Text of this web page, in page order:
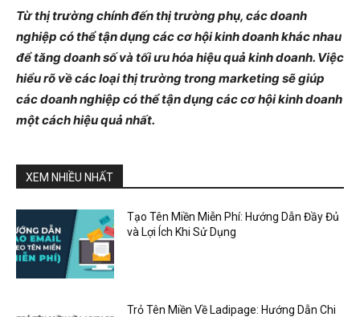
Từ thị trường chính đến thị trường phụ, các doanh
nghiệp có thể tận dụng các cơ hội kinh doanh khác nhau
để tăng doanh số và tối ưu hóa hiệu quả kinh doanh. Việc
hiểu rõ về các loại thị trường trong marketing sẽ giúp
các doanh nghiệp có thể tận dụng các cơ hội kinh doanh
một cách hiệu quả nhất.
XEM NHIỀU NHẤT
Tạo Tên Miền Miễn Phí: Hướng Dẫn Đầy Đủ
và Lợi Ích Khi Sử Dụng
Trỏ Tên Miền Về Ladipage: Hướng Dẫn Chi